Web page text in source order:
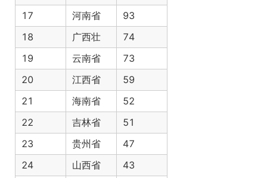
17
河南省
93
18
广西壮
74
19
云南省
73
20
江西省
59
21
海南省
52
22
吉林省
51
23
贵州省
47
24
山西省
43